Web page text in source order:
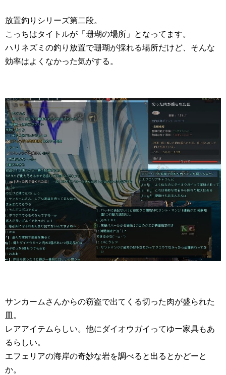
放置釣りシリーズ第二段。
こっちはタイトルが「珊瑚の場所」となってます。
ハリネズミの釣り放置で珊瑚が採れる場所だけど、そんな
効率はよくなかった気がする。
サンカームさんからの窃盗で出てくる切った肉が盛られた
皿。
レアアイテムらしい。他にダイオウガイってゆー家具もあ
るらしい。
エフェリアの海岸の奇妙な岩を調べると出るとかどーと
か。